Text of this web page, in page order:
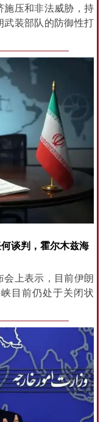
施压和非法威胁，持
武装部队的防御性打
谈判，霍尔木兹海
上表示，目前伊朗
目前仍处于关闭状